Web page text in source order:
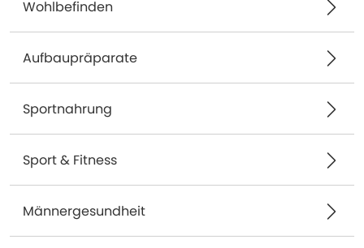
Wohlbefinden
Aufbaupräparate
Sportnahrung
Sport & Fitness
Männergesundheit